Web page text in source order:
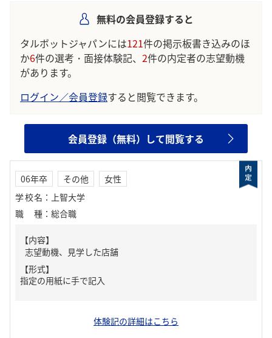
無料の会員登録すると
タルボットジャパンには121件の掲示板書き込みのほ
か6件の選考・面接体験記、 2件の内定者の志望動機
があります。
ログイン／会員登録すると閲覧できます。
会員登録（無料）して閲覧する
06年卒 その他
女性
学校名 ： 上智大学
職種 ： 総合職
【内容】
志望動機、見学した店舗
【形式】
指定の用紙に手で記入
体験記の詳細はこちら